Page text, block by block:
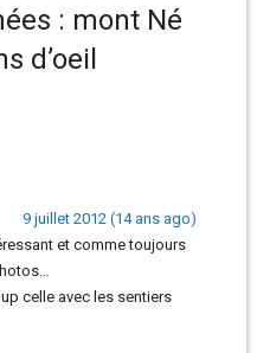
: mont Né
d’oeil
9 juillet 2012 (14 ans ago)
et comme toujours
celle avec les sentiers